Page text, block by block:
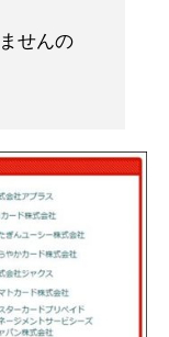
せんの